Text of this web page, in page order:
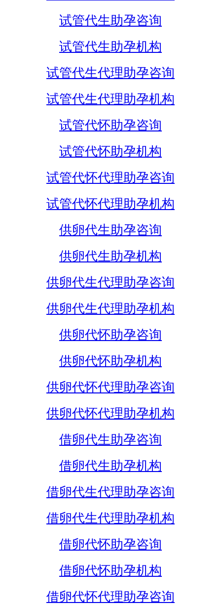
试管代生助孕咨询
试管代生助孕机构
试管代生代理助孕咨询
试管代生代理助孕机构
试管代怀助孕咨询
试管代怀助孕机构
试管代怀代理助孕咨询
试管代怀代理助孕机构
供卵代生助孕咨询
供卵代生助孕机构
供卵代生代理助孕咨询
供卵代生代理助孕机构
供卵代怀助孕咨询
供卵代怀助孕机构
供卵代怀代理助孕咨询
供卵代怀代理助孕机构
借卵代生助孕咨询
借卵代生助孕机构
借卵代生代理助孕咨询
借卵代生代理助孕机构
借卵代怀助孕咨询
借卵代怀助孕机构
借卵代怀代理助孕咨询